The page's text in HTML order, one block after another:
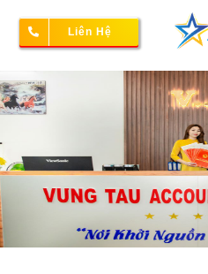
Liên Hệ
Thành lập
Kế toán
Dịch vụ